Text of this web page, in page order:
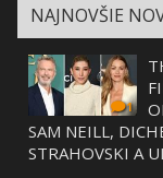
NAJNOVŠIE
1
SAM NEILL,
STRAHOVSKI A